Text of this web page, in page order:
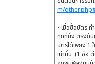
m/
• เมื่อซื้อบัตร ท่
ทุกที่นั่ง ตรงกับ
บัตรได้เพียง 1
เท่านั้น (1 ชื่อ